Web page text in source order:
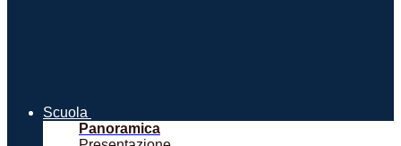
Scuola
Panoramica